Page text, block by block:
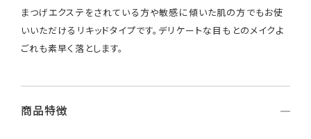
まつげエクステをされている方や敏感に傾いた肌の方でもお使
いいただけるリキッドタイプです。デリケートな目もとのメイクよ
ごれも素早く落とします。
商品特徴